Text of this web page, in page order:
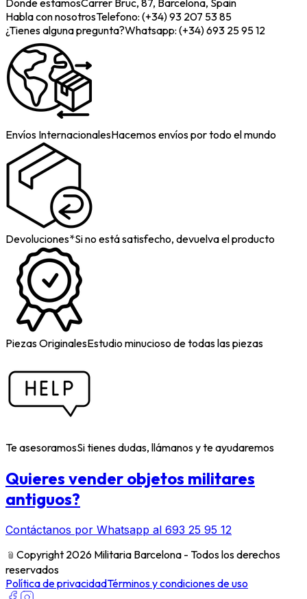
Habla con nosotrosTelefono: (+34) 93 207 53 85
¿Tienes alguna pregunta?Whatsapp: (+34) 693 25 95 12
Envíos InternacionalesHacemos envíos por todo el mundo
Devoluciones*Si no está satisfecho, devuelva el producto
Piezas OriginalesEstudio minucioso de todas las piezas
Te asesoramosSi tienes dudas, llámanos y te ayudaremos
Quieres vender objetos militares
antiguos?
Contáctanos por Whatsapp al 693 25 95 12
﹫ Copyright 2026 Militaria Barcelona - Todos los derechos
reservados
Política de privacidadTérminos y condiciones de uso